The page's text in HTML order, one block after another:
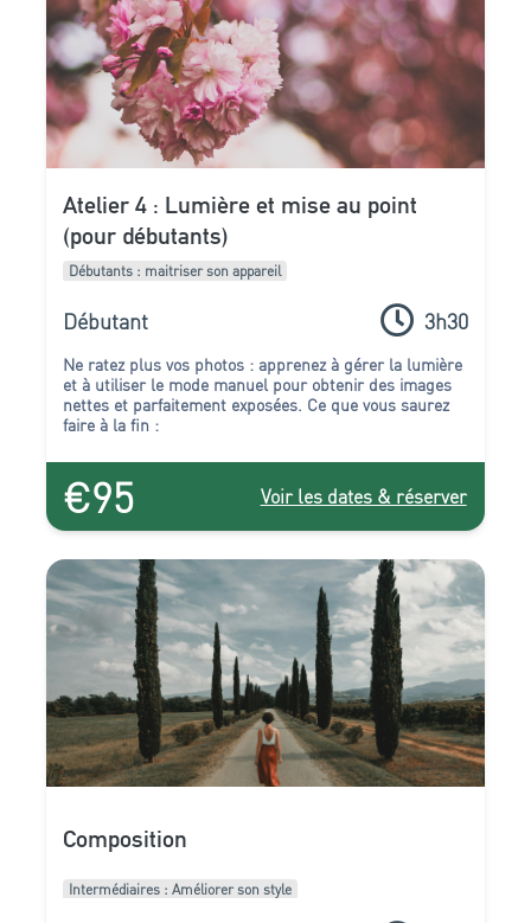
Atelier 4 : Lumière et mise au point
(pour débutants)
Débutants : maitriser son appareil
Débutant 3h30
Ne ratez plus vos photos : apprenez à gérer la lumière
et à utiliser le mode manuel pour obtenir des images
nettes et parfaitement exposées. Ce que vous saurez
faire à la fin :
€95 Voir les dates & réserver
Composition
Intermédiaires : Améliorer son style